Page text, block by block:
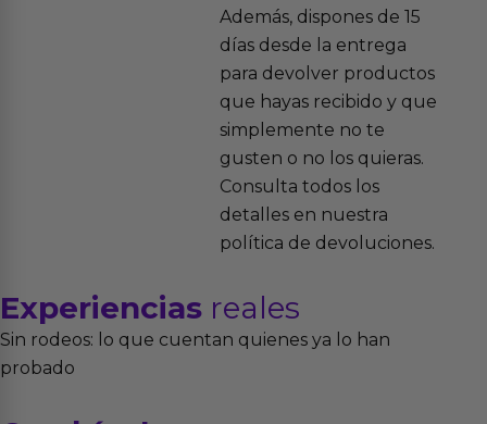
Además, dispones de 15
días desde la entrega
para devolver productos
que hayas recibido y que
simplemente no te
gusten o no los quieras.
Consulta todos los
detalles en nuestra
política de devoluciones.
Experiencias reales
Sin rodeos: lo que cuentan quienes ya lo han
probado